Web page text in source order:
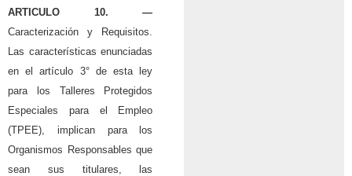
ARTICULO 10. —
Caracterización y Requisitos.
Las características enunciadas
en el artículo 3° de esta ley
para los Talleres Protegidos
Especiales para el Empleo
(TPEE), implican para los
Organismos Responsables que
sean sus titulares, las